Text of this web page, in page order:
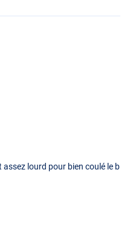
lourd pour bien coulé le b